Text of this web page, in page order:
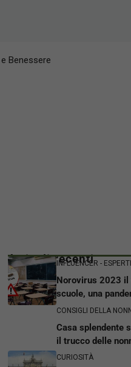
Benessere
Articoli recentiINFLUENCER - ESPERTI
Norovirus 2023
scuole, una
CONSIGLI DELLA
Casa splendente
il trucco delle
CURIOSITÀ